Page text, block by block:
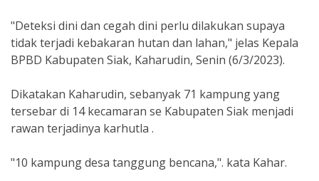
"Deteksi dini dan cegah dini perlu dilakukan supaya
tidak terjadi kebakaran hutan dan lahan," jelas Kepala
BPBD Kabupaten Siak, Kaharudin, Senin (6/3/2023).
Dikatakan Kaharudin, sebanyak 71 kampung yang
tersebar di 14 kecamaran se Kabupaten Siak menjadi
rawan terjadinya karhutla .
"10 kampung desa tanggung bencana,". kata Kahar.